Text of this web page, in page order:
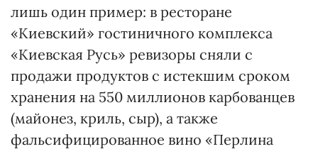
лишь один пример: в ресторане
«Киевский» гостиничного комплекса
«Киевская Русь» ревизоры сняли с
продажи продуктов с истекшим сроком
хранения на 550 миллионов карбованцев
(майонез, криль, сыр), а также
фальсифицированное вино «Перлина